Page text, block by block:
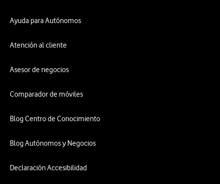
Ayuda para Autónomos
Atención al cliente
Asesor de negocios
Comparador de móviles
Blog Centro de Conocimiento
Blog Autónomos y Negocios
Declaración Accesibilidad